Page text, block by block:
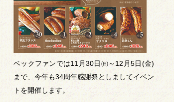
ベックファンでは11月30日㈰～12月5日(金)
まで、今年も34周年感謝祭としましてイベン
トを開催します。